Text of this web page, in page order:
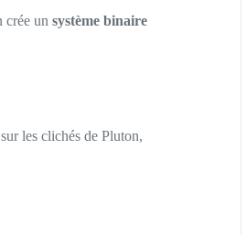
crée un système binaire
sur les clichés de Pluton,